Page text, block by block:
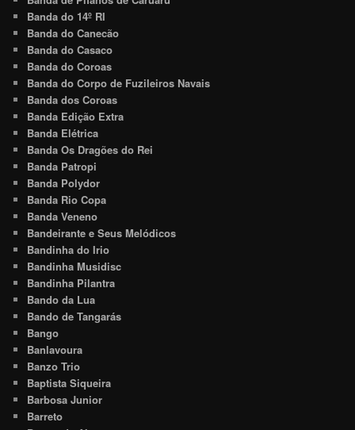
Banda do 14º RI
Banda do Canecão
Banda do Casaco
Banda do Coroas
Banda do Corpo de Fuzileiros Navais
Banda dos Coroas
Banda Edição Extra
Banda Elétrica
Banda Os Dragões do Rei
Banda Patropi
Banda Polydor
Banda Rio Copa
Banda Veneno
Bandeirante e Seus Melódicos
Bandinha do Irio
Bandinha Musidisc
Bandinha Pilantra
Bando da Lua
Bando de Tangarás
Bango
Banlavoura
Banzo Trio
Baptista Siqueira
Barbosa Junior
Barreto